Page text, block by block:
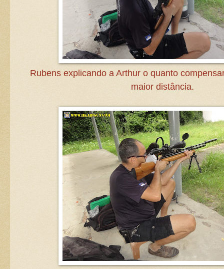
Rubens explicando a Arthur o quanto
maior distância.